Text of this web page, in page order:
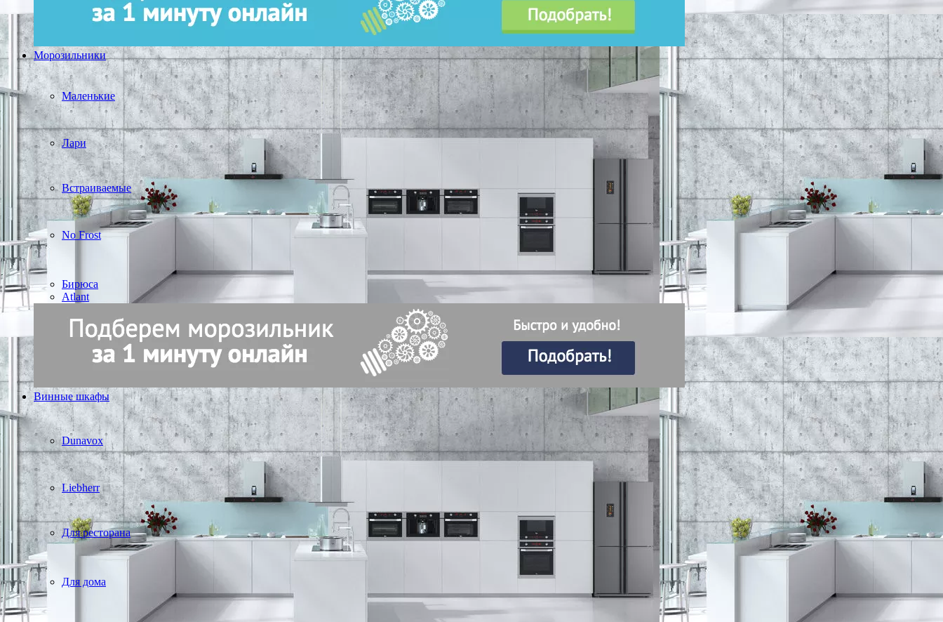
Морозильники
Маленькие
Лари
Встраиваемые
No Frost
Бирюса
Atlant
Винные шкафы
Dunavox
Liebherr
Для ресторана
Для дома